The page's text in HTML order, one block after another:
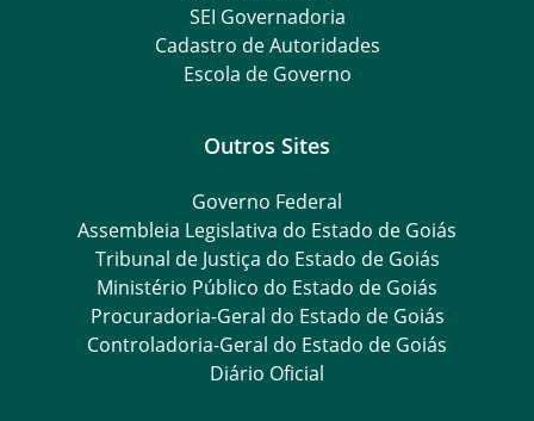
SEI Governadoria
Cadastro de Autoridades
Escola de Governo
Outros Sites
Governo Federal
Assembleia Legislativa do Estado de Goiás
Tribunal de Justiça do Estado de Goiás
Ministério Público do Estado de Goiás
Procuradoria-Geral do Estado de Goiás
Controladoria-Geral do Estado de Goiás
Diário Oficial